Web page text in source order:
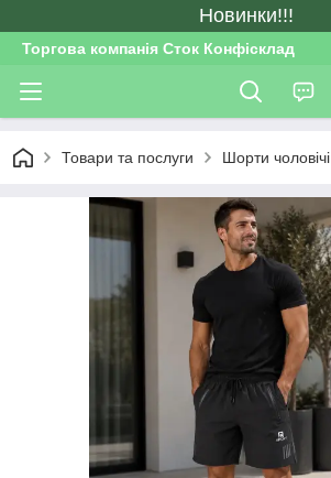
Новинки!!!
Торгова компанія Сток Конфісклад
Товари та послуги Шорти чоловічі